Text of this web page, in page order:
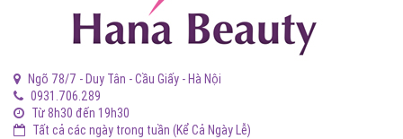
Ngõ 78/7 - Duy Tân - Cầu Giấy - Hà Nội
0931.706.289
Từ 8h30 đến 19h30
Tất cả các ngày trong tuần (Kể Cả Ngày Lễ)